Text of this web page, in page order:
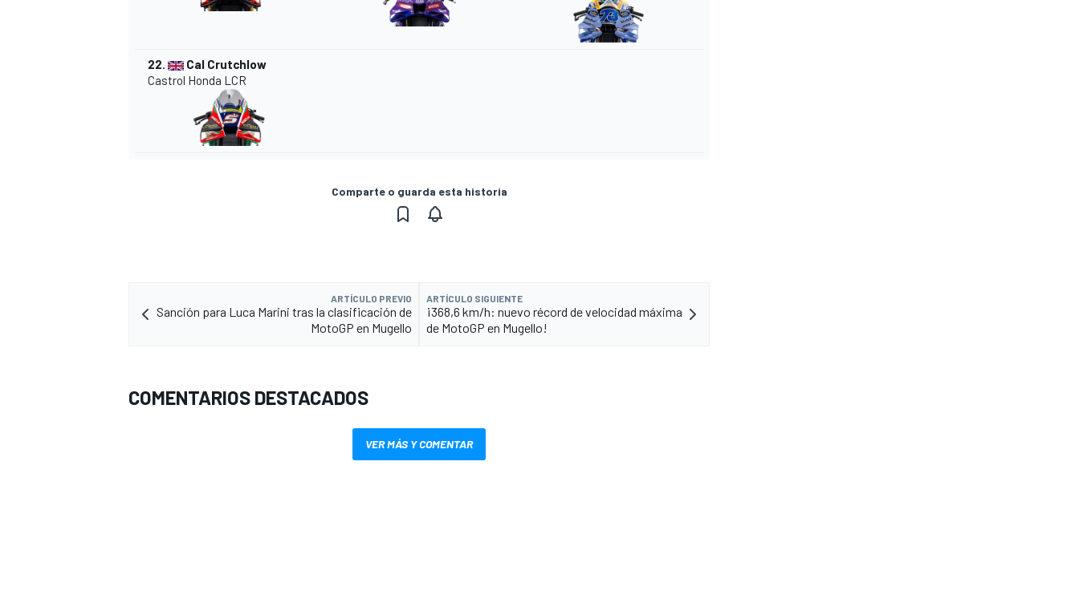
22.
Cal Crutchlow
Castrol Honda LCR
Comparte o guarda esta historia
ARTÍCULO PREVIO
Sanción para Luca Marini tras la clasificación de
MotoGP en Mugello
ARTÍCULO SIGUIENTE
¡368,6 km/h: nuevo récord de velocidad máxima
de MotoGP en Mugello!
COMENTARIOS DESTACADOS
VER MÁS Y COMENTAR